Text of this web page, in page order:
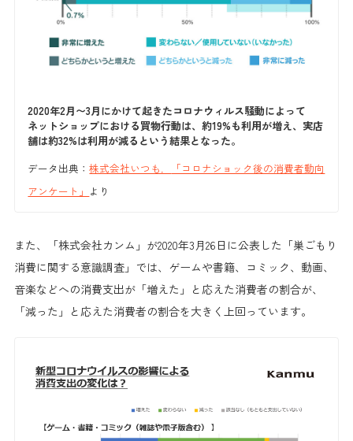
2020年2月〜3月にかけて起きたコロナウィルス騒動によって
ネットショップにおける買物行動は、約19%も利用が増え、実店
舗は約32%は利用が減るという結果となった。
データ出典：株式会社いつも．
「コロナショック後の消費者動向
アンケート」 より
また、「株式会社カンム」が2020年3月26日に公表した「巣ごもり
消費に関する意識調査」では、 ゲームや書籍、コミック、動画、
音楽などへの消費支出が「増えた」 と応えた消費者の割合が、
「減った」と応えた消費者の割合を大きく上回っています。